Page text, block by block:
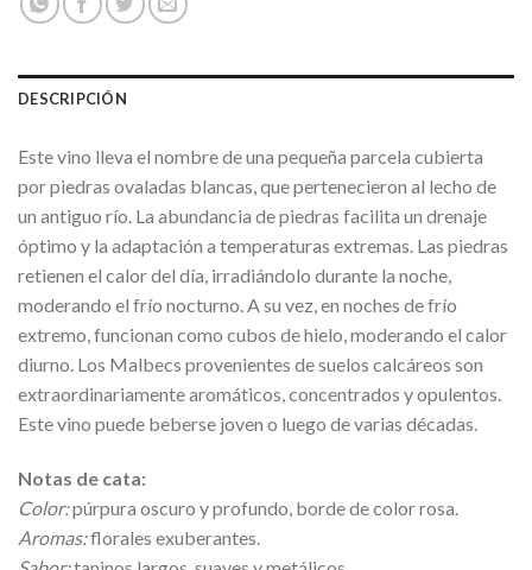
DESCRIPCIÓN
Este vino lleva el nombre de una pequeña parcela cubierta
por piedras ovaladas blancas, que pertenecieron al lecho de
un antiguo río. La abundancia de piedras facilita un drenaje
óptimo y la adaptación a temperaturas extremas. Las piedras
retienen el calor del día, irradiándolo durante la noche,
moderando el frío nocturno. A su vez, en noches de frío
extremo, funcionan como cubos de hielo, moderando el calor
diurno. Los Malbecs provenientes de suelos calcáreos son
extraordinariamente aromáticos, concentrados y opulentos.
Este vino puede beberse joven o luego de varias décadas.
Notas de cata:
Color:púrpura oscuro y profundo, borde de color rosa.
Aromas:florales exuberantes.